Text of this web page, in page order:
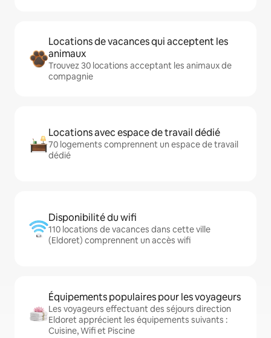
Locations de vacances qui acceptent les
animaux
Trouvez 30 locations acceptant les animaux de
compagnie
Locations avec espace de travail dédié
70 logements comprennent un espace de travail
dédié
Disponibilité du wifi
110 locations de vacances dans cette ville
(Eldoret) comprennent un accès wifi
Équipements populaires pour les voyageurs
Les voyageurs effectuant des séjours direction
Eldoret apprécient les équipements suivants :
Cuisine, Wifi et Piscine